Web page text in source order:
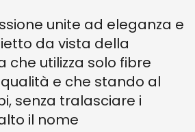
unite ad eleganza e
da vista della
che utilizza solo fibre
e che stando al
senza tralasciare i
il nome